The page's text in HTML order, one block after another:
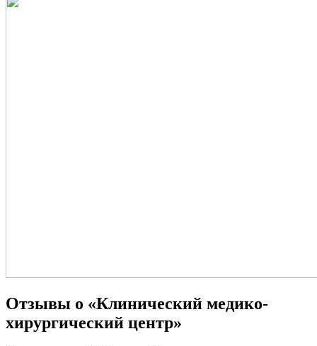
Отзывы о «Клинический медико-
хирургический центр»